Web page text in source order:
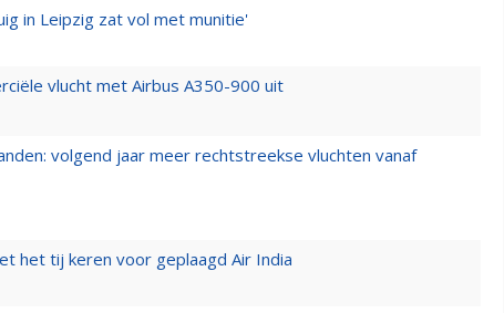
in Leipzig zat vol met munitie'
vlucht met Airbus A350-900 uit
volgend jaar meer rechtstreekse vluchten vanaf
het tij keren voor geplaagd Air India